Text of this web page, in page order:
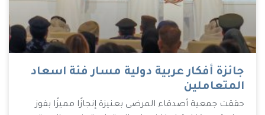
جائزة أفكار عربية دولية مسار فئة اسعاد
المتعاملين
حققت جمعية أصدقاء المرضى بعنيزة إنجازًا مميزًا بفوز